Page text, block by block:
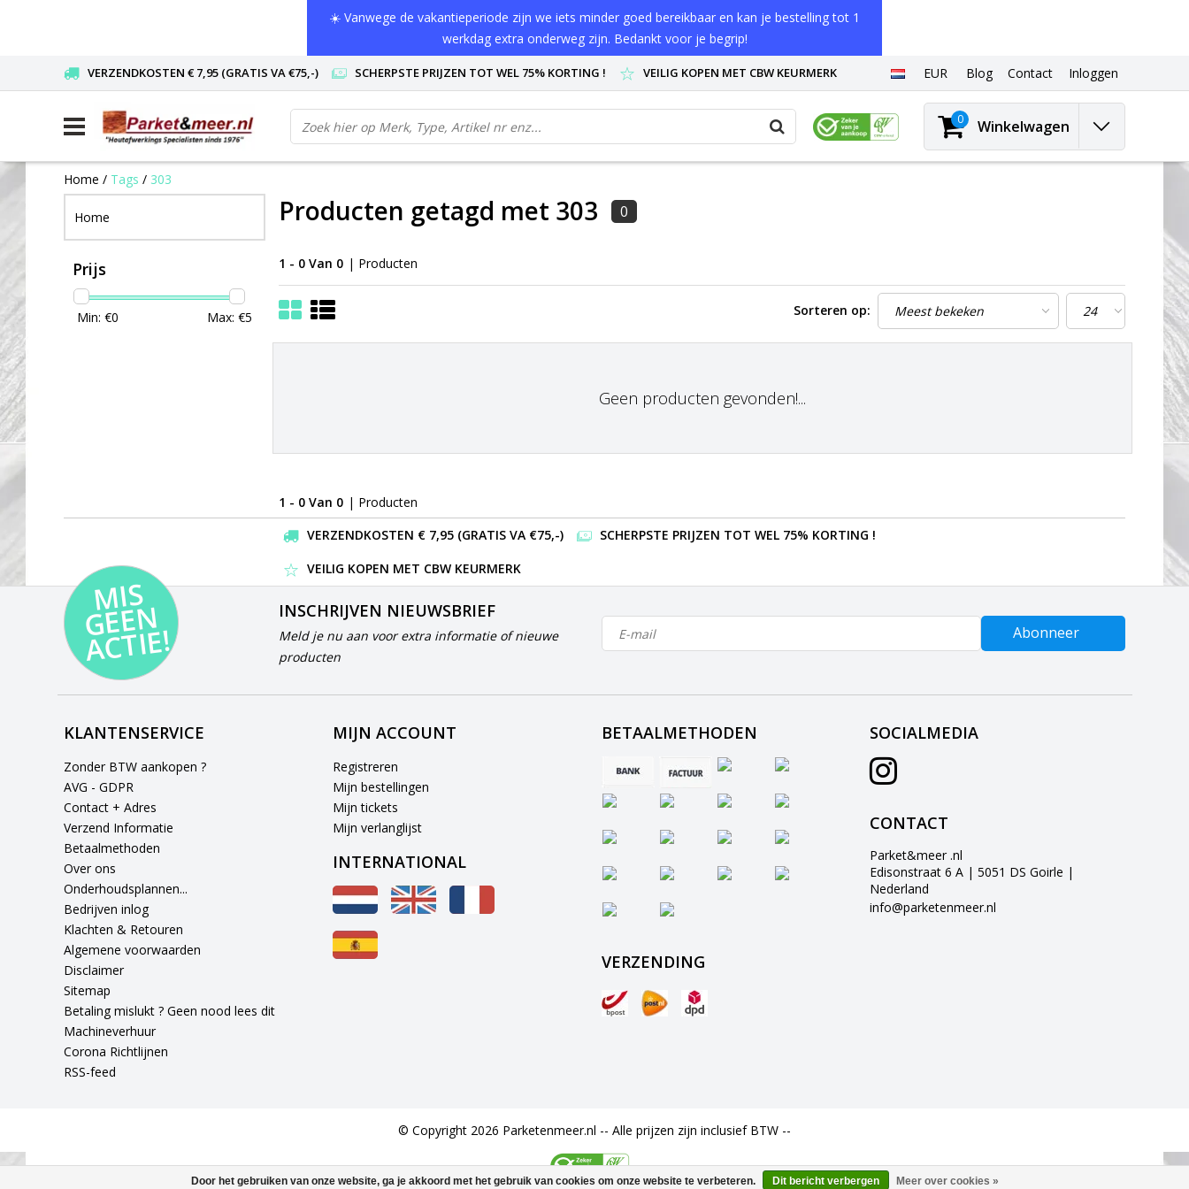
☀️ Vanwege de vakantieperiode zijn we iets minder goed bereikbaar en kan je bestelling tot 1
werkdag extra onderweg zijn. Bedankt voor je begrip!
VERZENDKOSTEN € 7,95 (GRATIS VA €75,-) SCHERPSTE PRIJZEN TOT WEL 75% KORTING ! VEILIG KOPEN MET CBW KEURMERK EUR Blog Contact Inloggen
0 Winkelwagen
Home / Tags / 303
Home
Prijs
Min: €0 Max: €5
Producten getagd met 303 0
1 - 0 Van 0 | Producten
Sorteren op:
Geen producten gevonden!...
1 - 0 Van 0 | Producten
VERZENDKOSTEN € 7,95 (GRATIS VA €75,-)
SCHERPSTE PRIJZEN TOT WEL 75% KORTING !
VEILIG KOPEN MET CBW KEURMERK
MI
S
G
E
E
N
A
C
TI
E!
INSCHRIJVEN NIEUWSBRIEF
Meld je nu aan voor extra informatie of nieuwe
producten
Abonneer
KLANTENSERVICE
Zonder BTW aankopen ?
AVG - GDPR
Contact + Adres
Verzend Informatie
Betaalmethoden
Over ons
Onderhoudsplannen...
Bedrijven inlog
Klachten & Retouren
Algemene voorwaarden
Disclaimer
Sitemap
Betaling mislukt ? Geen nood lees dit
Machineverhuur
Corona Richtlijnen
RSS-feed
MIJN ACCOUNT
Registreren
Mijn bestellingen
Mijn tickets
Mijn verlanglijst
INTERNATIONAL
BETAALMETHODEN
VERZENDING
SOCIALMEDIA
CONTACT
Parket&meer .nl
Edisonstraat 6 A | 5051 DS Goirle |
Nederland
info@parketenmeer.nl
© Copyright 2026 Parketenmeer.nl -- Alle prijzen zijn inclusief BTW --
Door het gebruiken van onze website, ga je akkoord met het gebruik van cookies om onze website te verbeteren. Dit bericht verbergen Meer over cookies »